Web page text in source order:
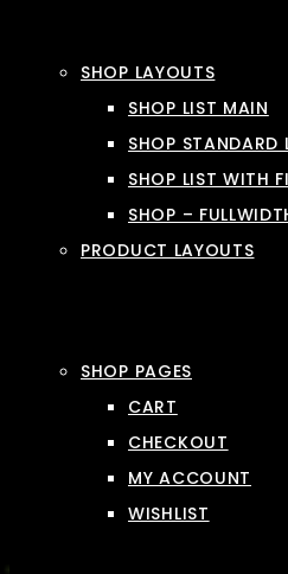
SHOP LAYOUTS
SHOP LIST MAIN
SHOP STANDARD
SHOP LIST WITH
SHOP –
PRODUCT LAYOUTS
SHOP PAGES
CART
CHECKOUT
MY ACCOUNT
WISHLIST